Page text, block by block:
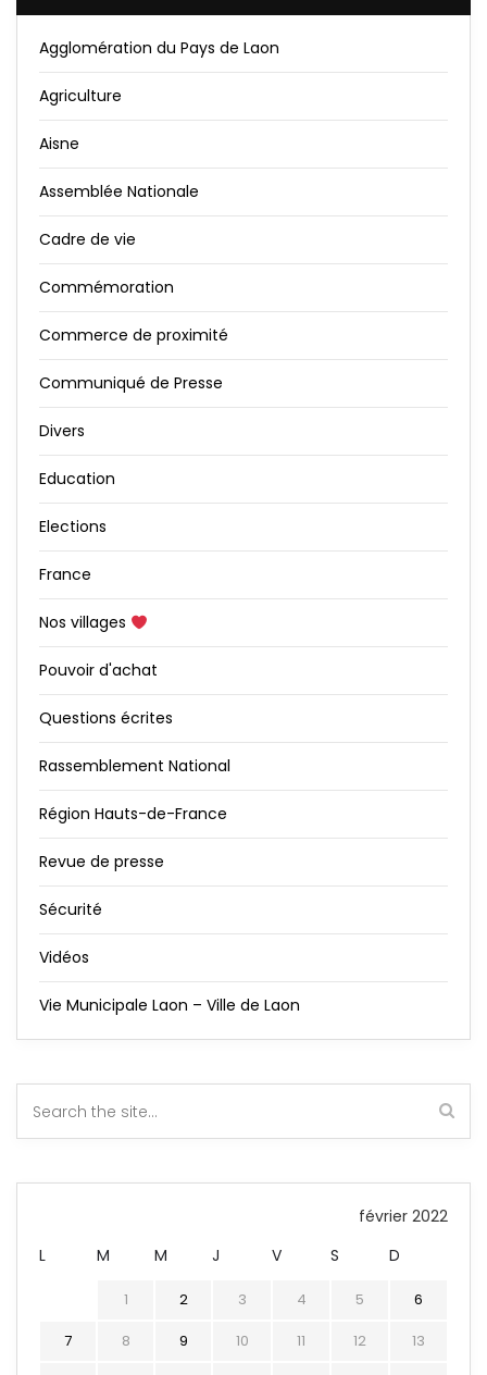
Agglomération du Pays de Laon
Agriculture
Aisne
Assemblée Nationale
Cadre de vie
Commémoration
Commerce de proximité
Communiqué de Presse
Divers
Education
Elections
France
Nos villages
Pouvoir d'achat
Questions écrites
Rassemblement National
Région Hauts-de-France
Revue de presse
Sécurité
Vidéos
Vie Municipale Laon – Ville de Laon
février 2022
L
M M J V S D
1 2 3 4 5
6
7
8 9 10 11 12
13